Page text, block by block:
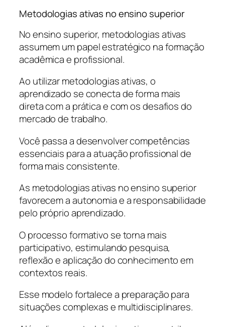
Metodologias ativas no ensino superior
No ensino superior, metodologias ativas
assumem um papel estratégico na formação
acadêmica e profissional.
Ao utilizar metodologias ativas, o
aprendizado se conecta de forma mais
direta com a prática e com os desafios do
mercado de trabalho.
Você passa a desenvolver competências
essenciais para a atuação profissional de
forma mais consistente.
As metodologias ativas no ensino superior
favorecem a autonomia e a responsabilidade
pelo próprio aprendizado.
O processo formativo se torna mais
participativo, estimulando pesquisa,
reflexão e aplicação do conhecimento em
contextos reais.
Esse modelo fortalece a preparação para
situações complexas e multidisciplinares.